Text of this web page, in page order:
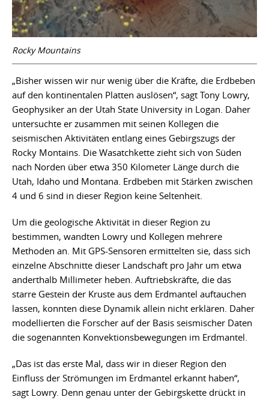
Rocky Mountains
„Bisher wissen wir nur wenig über die Kräfte, die Erdbeben
auf den kontinentalen Platten auslösen“, sagt Tony Lowry,
Geophysiker an der Utah State University in Logan. Daher
untersuchte er zusammen mit seinen Kollegen die
seismischen Aktivitäten entlang eines Gebirgszugs der
Rocky Montains. Die Wasatchkette zieht sich von Süden
nach Norden über etwa 350 Kilometer Länge durch die
Utah, Idaho und Montana. Erdbeben mit Stärken zwischen
4 und 6 sind in dieser Region keine Seltenheit.
Um die geologische Aktivität in dieser Region zu
bestimmen, wandten Lowry und Kollegen mehrere
Methoden an. Mit GPS-Sensoren ermittelten sie, dass sich
einzelne Abschnitte dieser Landschaft pro Jahr um etwa
anderthalb Millimeter heben. Auftriebskräfte, die das
starre Gestein der Kruste aus dem Erdmantel auftauchen
lassen, konnten diese Dynamik allein nicht erklären. Daher
modellierten die Forscher auf der Basis seismischer Daten
die sogenannten Konvektionsbewegungen im Erdmantel.
„Das ist das erste Mal, dass wir in dieser Region den
Einfluss der Strömungen im Erdmantel erkannt haben“,
sagt Lowry. Denn genau unter der Gebirgskette drückt in